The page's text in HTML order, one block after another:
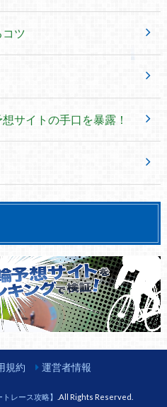
ツ
サイトの手口を暴露！
規約 運営者情報
レース攻略】 .All Rights Reserved.